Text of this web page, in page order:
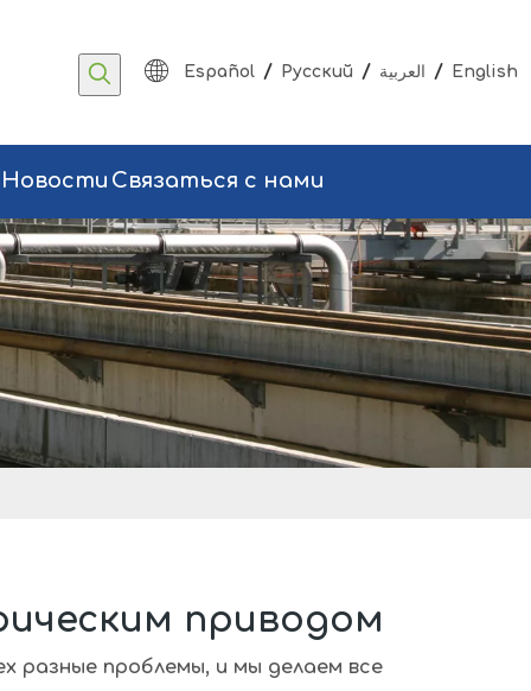
Español / Pусский / العربية / English
Новости Связаться с нами
приводом
разные проблемы, и мы делаем все